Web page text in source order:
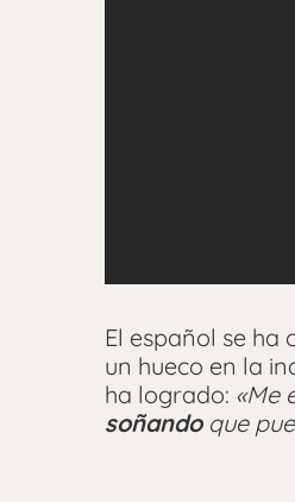
El español se
un hueco en la
ha logrado: «Me
soñandoque